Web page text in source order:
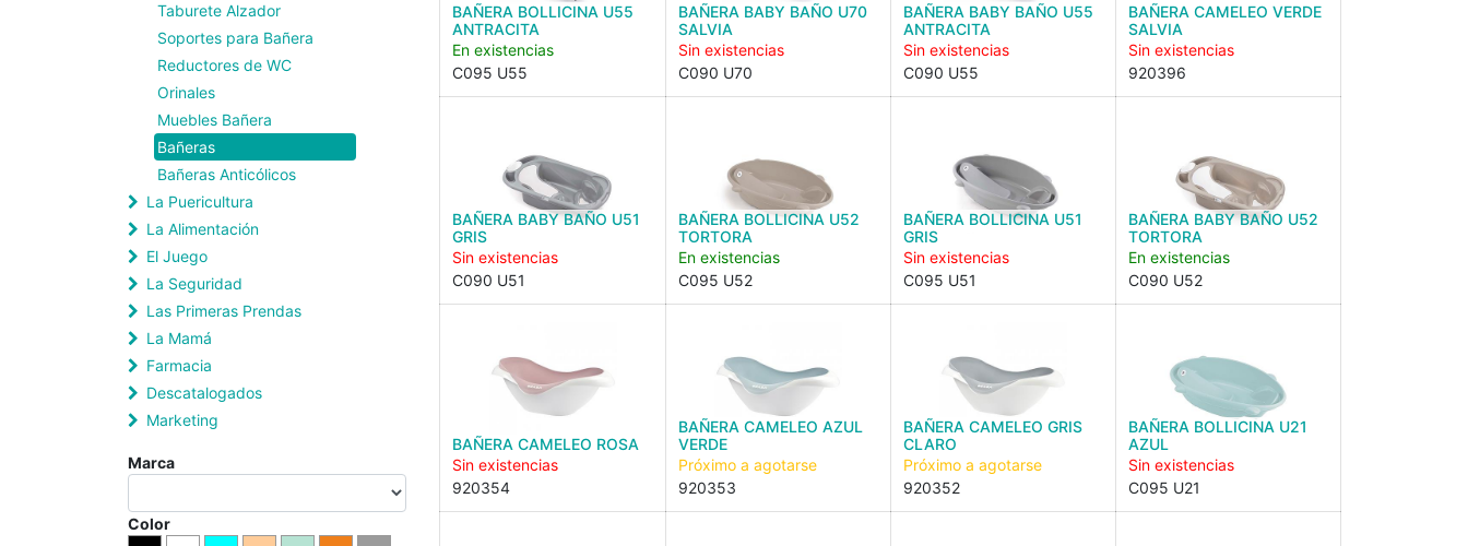
Taburete Alzador
Soportes para Bañera
Reductores de WC
Orinales
Muebles Bañera
Bañeras
Bañeras Anticólicos
La Puericultura
La Alimentación
El Juego
La Seguridad
Las Primeras Prendas
La Mamá
Farmacia
Descatalogados
Marketing
Marca
Color
BAÑERA BOLLICINA U55
ANTRACITA
En existencias
C095 U55
BAÑERA BABY BAÑO U70
SALVIA
Sin existencias
C090 U70
BAÑERA BABY BAÑO U55
ANTRACITA
Sin existencias
C090 U55
BAÑERA CAMELEO VERDE
SALVIA
Sin existencias
920396
BAÑERA BABY BAÑO U51
GRIS
Sin existencias
C090 U51
BAÑERA BOLLICINA U52
TORTORA
En existencias
C095 U52
BAÑERA BOLLICINA U51
GRIS
Sin existencias
C095 U51
BAÑERA BABY BAÑO U52
TORTORA
En existencias
C090 U52
BAÑERA CAMELEO ROSA
Sin existencias
920354
BAÑERA CAMELEO AZUL
VERDE
Próximo a agotarse
920353
BAÑERA CAMELEO GRIS
CLARO
Próximo a agotarse
920352
BAÑERA BOLLICINA U21
AZUL
Sin existencias
C095 U21